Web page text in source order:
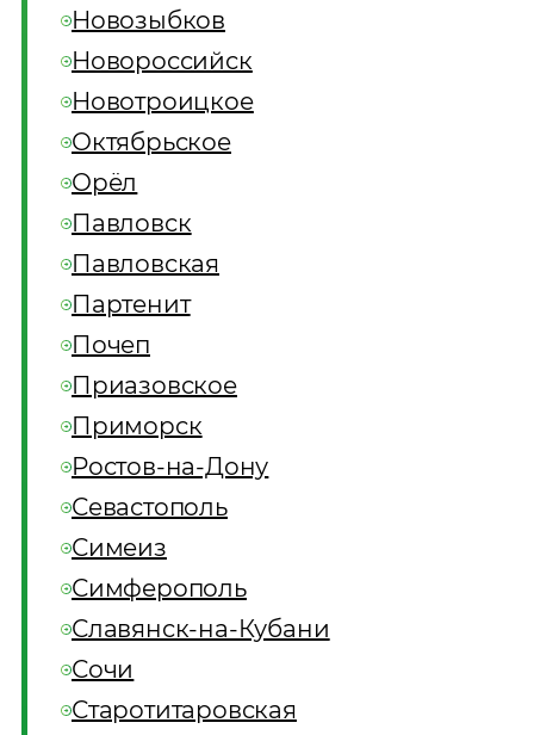
Новозыбков
Новороссийск
Новотроицкое
Октябрьское
Орёл
Павловск
Павловская
Партенит
Почеп
Приазовское
Приморск
Ростов-на-Дону
Севастополь
Симеиз
Симферополь
Славянск-на-Кубани
Сочи
Старотитаровская